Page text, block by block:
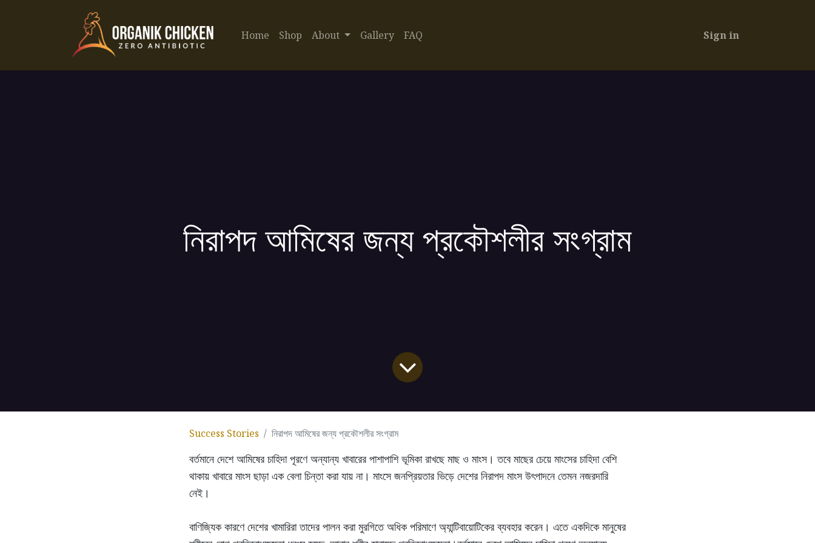
Home Shop About Gallery FAQ Sign in
নিরাপদ আমিষের জন্য প্রকৌশলীর সংগ্রাম
Success Stories নিরাপদ আমিষের জন্য প্রকৌশলীর সংগ্রাম
বর্তমানে দেশে আমিষের চাহিদা পূরণে অন্যান্য খাবারের পাশাপাশি ভূমিকা রাখছে মাছ ও মাংস। তবে মাছের চেয়ে মাংসের চাহিদা বেশি
থাকায় খাবারে মাংস ছাড়া এক বেলা চিন্তা করা যায় না। মাংসে জনপ্রিয়তার ভিড়ে দেশের নিরাপদ মাংস উৎপাদনে তেমন নজরদারি
নেই।
বাণিজ্যিক কারণে দেশের খামারিরা তাদের পালন করা মুরগিতে অধিক পরিমাণে অ্যান্টিবায়োটিকের ব্যবহার করেন। এতে একদিকে মানুষের